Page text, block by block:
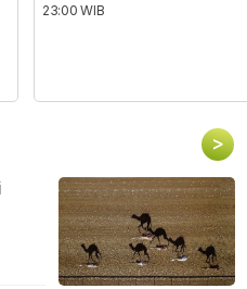
23:00 WIB
>